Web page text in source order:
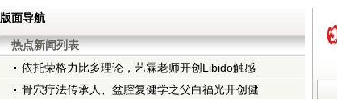
版面导航
热点新闻列表
依托荣格力比多理论，艺霖老师开创Libido触感
骨穴疗法传承人、盆腔复健学之父白福光开创健